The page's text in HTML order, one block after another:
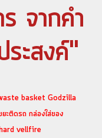
จากคำ
ระสงค์"
basket Godzilla
ติดรถ กล่องใส่ของ
vellfire